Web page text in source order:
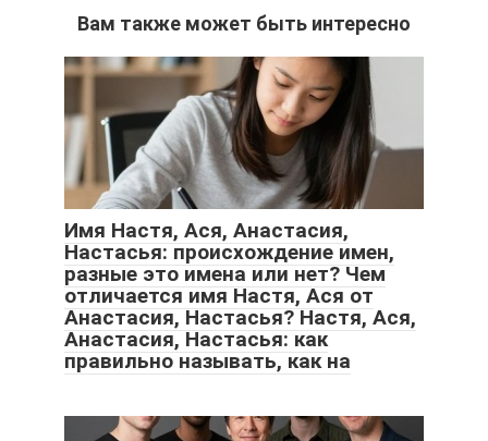
Вам также может быть интересно
Имя Настя, Ася, Анастасия,
Настасья: происхождение имен,
разные это имена или нет? Чем
отличается имя Настя, Ася от
Анастасия, Настасья? Настя, Ася,
Анастасия, Настасья: как
правильно называть, как на